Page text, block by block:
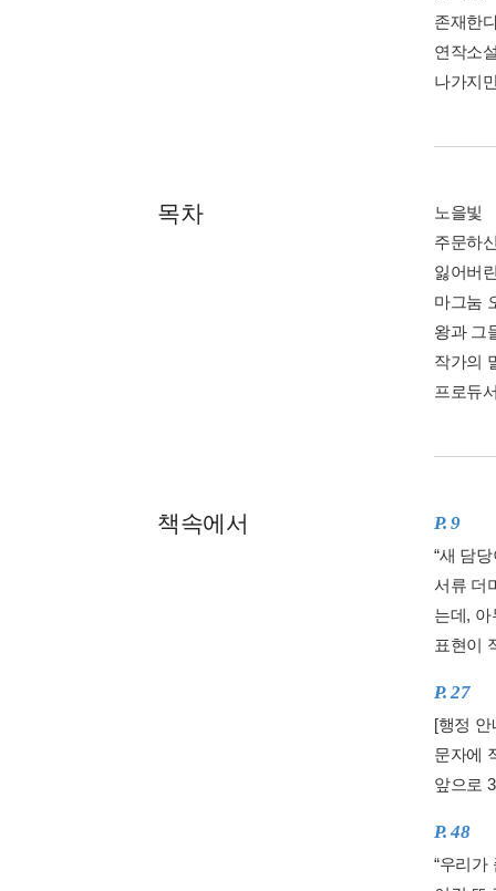
존재한
연작소
나가지
목차
노을빛
주문하
잃어버
마그눔
왕과 그
작가의
프로듀
책속에서 P. 9
“새 담
서류 더
는데,
표현이
P. 27
[행정
문자에
앞으로
P. 48
“우리가